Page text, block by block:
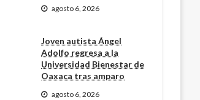
agosto 6, 2026
Joven autista Ángel
Adolfo regresa a la
Universidad Bienestar de
Oaxaca tras amparo
agosto 6, 2026